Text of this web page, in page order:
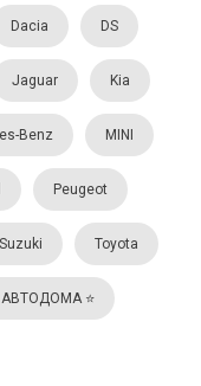
Dacia DS
Jaguar Kia
Benz MINI
Peugeot
Suzuki Toyota
АВТОДОМА ⭐️